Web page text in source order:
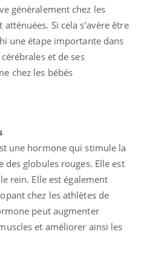
généralement chez les
Si cela s’avère être
une étape importante dans
et de ses
chez les bébés
une hormone qui stimule la
globules rouges. Elle est
rein. Elle est également
chez les athlètes de
peut augmenter
et améliorer ainsi les